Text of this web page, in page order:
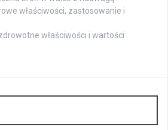
właściwości, zastosowanie i
właściwości i wartości